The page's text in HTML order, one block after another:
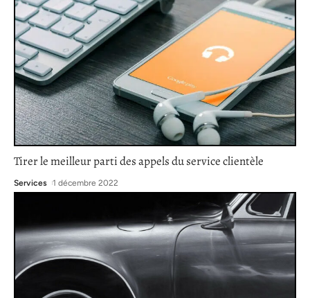
Tirer le meilleur parti des appels du service clientèle
Services 1 décembre 2022